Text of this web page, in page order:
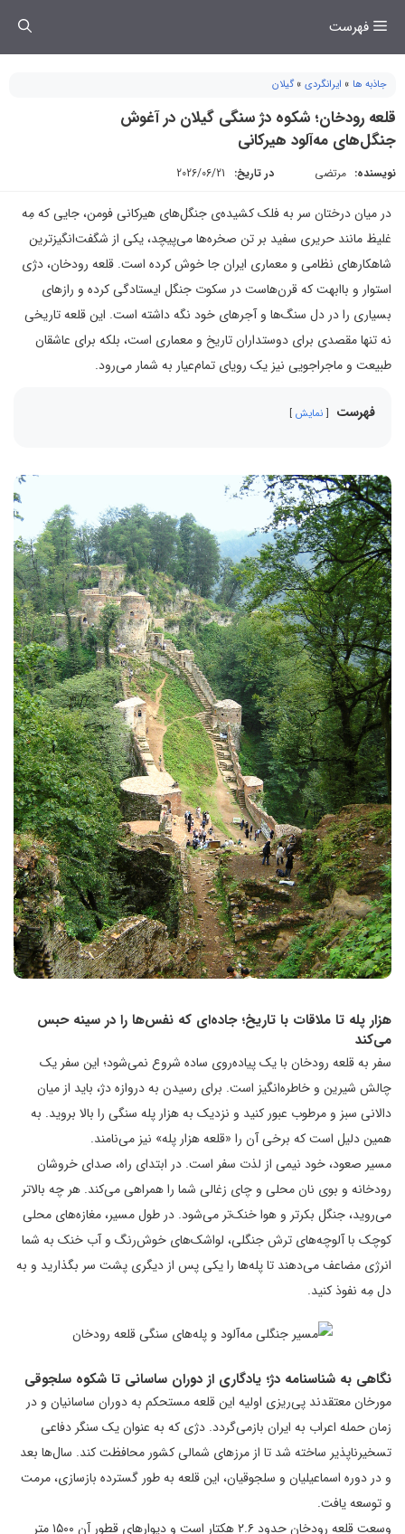
فهرست
جاذبه ها » ایرانگردی »گیلان
قلعه رودخان؛ شکوه دژ سنگی گیلان در آغوش
جنگل‌های مه‌آلود هیرکانی
نویسنده: مرتضی در تاریخ: 2026/06/21
در میان درختان سر به فلک کشیده‌ی جنگل‌های هیرکانی فومن، جایی که مِه
غلیظ مانند حریری سفید بر تن صخره‌ها می‌پیچد، یکی از شگفت‌انگیزترین
شاهکارهای نظامی و معماری ایران جا خوش کرده است. قلعه رودخان، دژی
استوار و باابهت که قرن‌هاست در سکوت جنگل ایستادگی کرده و رازهای
بسیاری را در دل سنگ‌ها و آجرهای خود نگه داشته است. این قلعه تاریخی
نه تنها مقصدی برای دوستداران تاریخ و معماری است، بلکه برای عاشقان
طبیعت و ماجراجویی نیز یک رویای تمام‌عیار به شمار می‌رود.
فهرست نمایش
هزار پله تا ملاقات با تاریخ؛ جاده‌ای که نفس‌ها را در سینه حبس
می‌کند
سفر به قلعه رودخان با یک پیاده‌روی ساده شروع نمی‌شود؛ این سفر یک
چالش شیرین و خاطره‌انگیز است. برای رسیدن به دروازه دژ، باید از میان
دالانی سبز و مرطوب عبور کنید و نزدیک به هزار پله سنگی را بالا بروید. به
همین دلیل است که برخی آن را «قلعه هزار پله» نیز می‌نامند.
مسیر صعود، خود نیمی از لذت سفر است. در ابتدای راه، صدای خروشان
رودخانه و بوی نان محلی و چای زغالی شما را همراهی می‌کند. هر چه بالاتر
می‌روید، جنگل بکرتر و هوا خنک‌تر می‌شود. در طول مسیر، مغازه‌های محلی
کوچک با آلوچه‌های ترش جنگلی، لواشک‌های خوش‌رنگ و آب خنک به شما
انرژی مضاعف می‌دهند تا پله‌ها را یکی پس از دیگری پشت سر بگذارید و به
دل مِه نفوذ کنید.
نگاهی به شناسنامه دژ؛ یادگاری از دوران ساسانی تا شکوه سلجوقی
مورخان معتقدند پی‌ریزی اولیه این قلعه مستحکم به دوران ساسانیان و در
زمان حمله اعراب به ایران بازمی‌گردد. دژی که به عنوان یک سنگر دفاعی
تسخیرناپذیر ساخته شد تا از مرزهای شمالی کشور محافظت کند. سال‌ها بعد
و در دوره اسماعیلیان و سلجوقیان، این قلعه به طور گسترده بازسازی، مرمت
و توسعه یافت.
وسعت قلعه رودخان حدود ۲.۶ هکتار است و دیوارهای قطور آن ۱۵۰۰ متر